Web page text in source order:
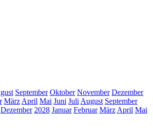
September Oktober November Dezember
März April Mai Juni Juli August September
Dezember 2028 Januar Februar März April Mai